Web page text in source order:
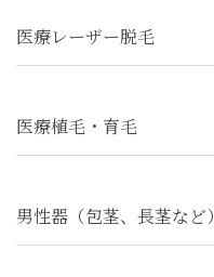
医療レーザー脱毛
医療植毛・育毛
男性器（包茎、長茎など）